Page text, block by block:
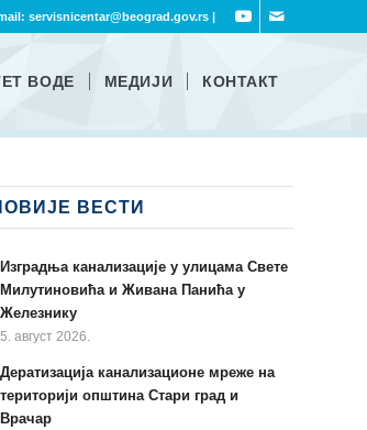
servisnicentar@beograd.gov.rs |
ВОДЕ МЕДИЈИ КОНТАКТ
ВЕСТИ
Изградња канализације у улицама Свете
Милутиновића и Живана Панића у
Железнику
5. август 2026.
Дератизација канализационе мреже на
територији општина Стари град и
Врачар